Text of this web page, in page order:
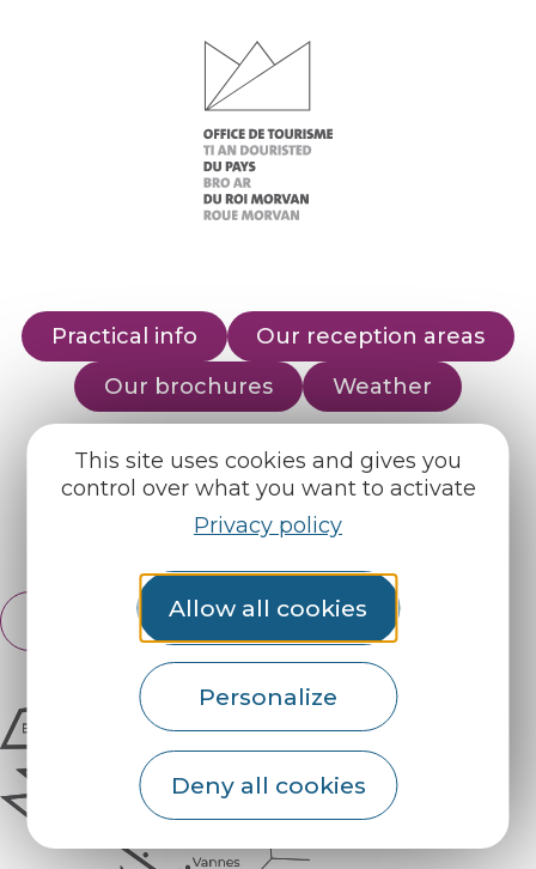
This site uses cookies and gives you
control over what you want to activate
Privacy policy
Allow all cookies
Personalize
Deny all cookies
Practical info
Our reception areas
Our brochures
Weather
Find us on :
Espace pro Partners
English
Français